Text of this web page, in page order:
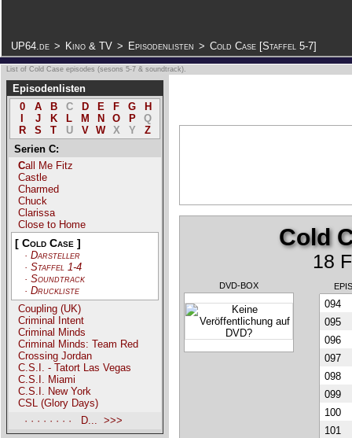
UP64.de > Kino & TV > Episodenlisten > Cold Case [Staffel 5-7]
List of Cold Case episodes (sesons 5-7 & soundtrack).
Episodenlisten
0
A B C D E F G
H
J K L M N O P
Q
R
S T U V W X Y
Z
Serien C:
Call Me Fitz
Castle
Charmed
Chuck
Clarissa
Close to Home
[ Cold Case ]
· Darsteller
· Staffel 1-4
· Soundtrack
· Druckliste
Coupling (UK)
Criminal Intent
Criminal Minds
Criminal Minds: Team Red
Crossing Jordan
C.S.I. - Tatort Las Vegas
C.S.I. Miami
C.S.I. New York
CSL (Glory Days)
· · · · · · · · D... >>>
Cold
18
DVD-BOX
094
095
096
097
098
099
100
101